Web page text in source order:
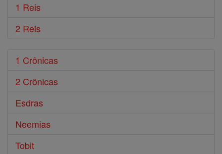
1 Reis
2 Reis
1 Crônicas
2 Crônicas
Esdras
Neemias
Tobit